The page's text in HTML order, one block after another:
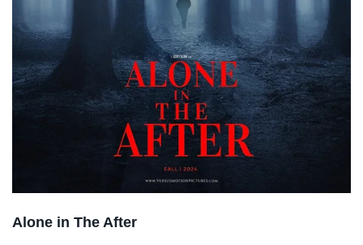
Alone in The After